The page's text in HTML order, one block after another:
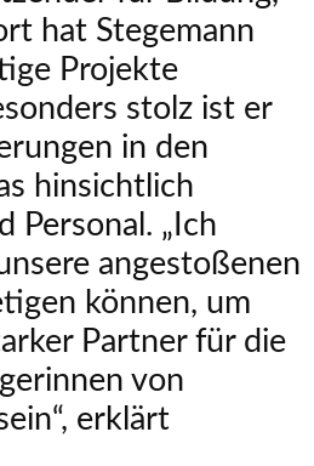
hat Stegemann
Projekte
stolz ist er
in den
hinsichtlich
Personal. „Ich
angestoßenen
können, um
Partner für die
von
erklärt